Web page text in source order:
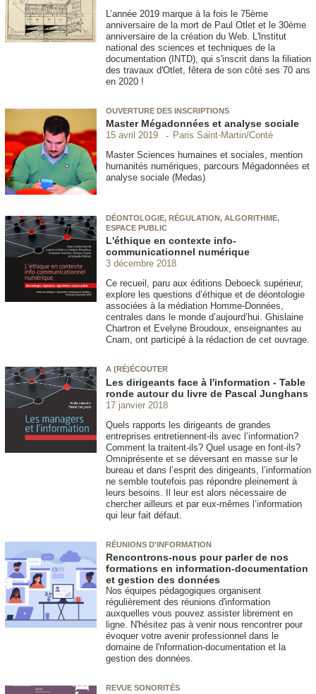
L’année 2019 marque à la fois le 75ème
anniversaire de la mort de Paul Otlet et le 30ème
anniversaire de la création du Web. L'lnstitut
national des sciences et techniques de la
documentation (INTD), qui s'inscrit dans la filiation
des travaux d'Otlet, fêtera de son côté ses 70 ans
en 2020 !
OUVERTURE DES INSCRIPTIONS
Master Mégadonnées et analyse sociale
15 avril 2019
Paris Saint-Martin/Conté
Master Sciences humaines et sociales, mention
humanités numériques, parcours Mégadonnées et
analyse sociale (Medas)
DÉONTOLOGIE, RÉGULATION, ALGORITHME,
ESPACE PUBLIC
L'éthique en contexte info-
communicationnel numérique
3 décembre 2018
Ce recueil, paru aux éditions Deboeck supérieur,
explore les questions d’éthique et de déontologie
associées à la médiation Homme-Données,
centrales dans le monde d’aujourd’hui. Ghislaine
Chartron et Evelyne Broudoux, enseignantes au
Cnam, ont participé à la rédaction de cet ouvrage.
A (RÉ)ÉCOUTER
Les dirigeants face à l'information - Table
ronde autour du livre de Pascal Junghans
17 janvier 2018
Quels rapports les dirigeants de grandes
entreprises entretiennent-ils avec l’information?
Comment la traitent-ils? Quel usage en font-ils?
Omniprésente et se déversant en masse sur le
bureau et dans l’esprit des dirigeants, l’information
ne semble toutefois pas répondre pleinement à
leurs besoins. Il leur est alors nécessaire de
chercher ailleurs et par eux-mêmes l’information
qui leur fait défaut.
RÉUNIONS D'INFORMATION
Rencontrons-nous pour parler de nos
formations en information-documentation
et gestion des données
Nos équipes pédagogiques organisent
régulièrement des réunions d'information
auxquelles vous pouvez assister librement en
ligne. N'hésitez pas à venir nous rencontrer pour
évoquer votre avenir professionnel dans le
domaine de l'nformation-documentation et la
gestion des données.
REVUE SONORITÉS